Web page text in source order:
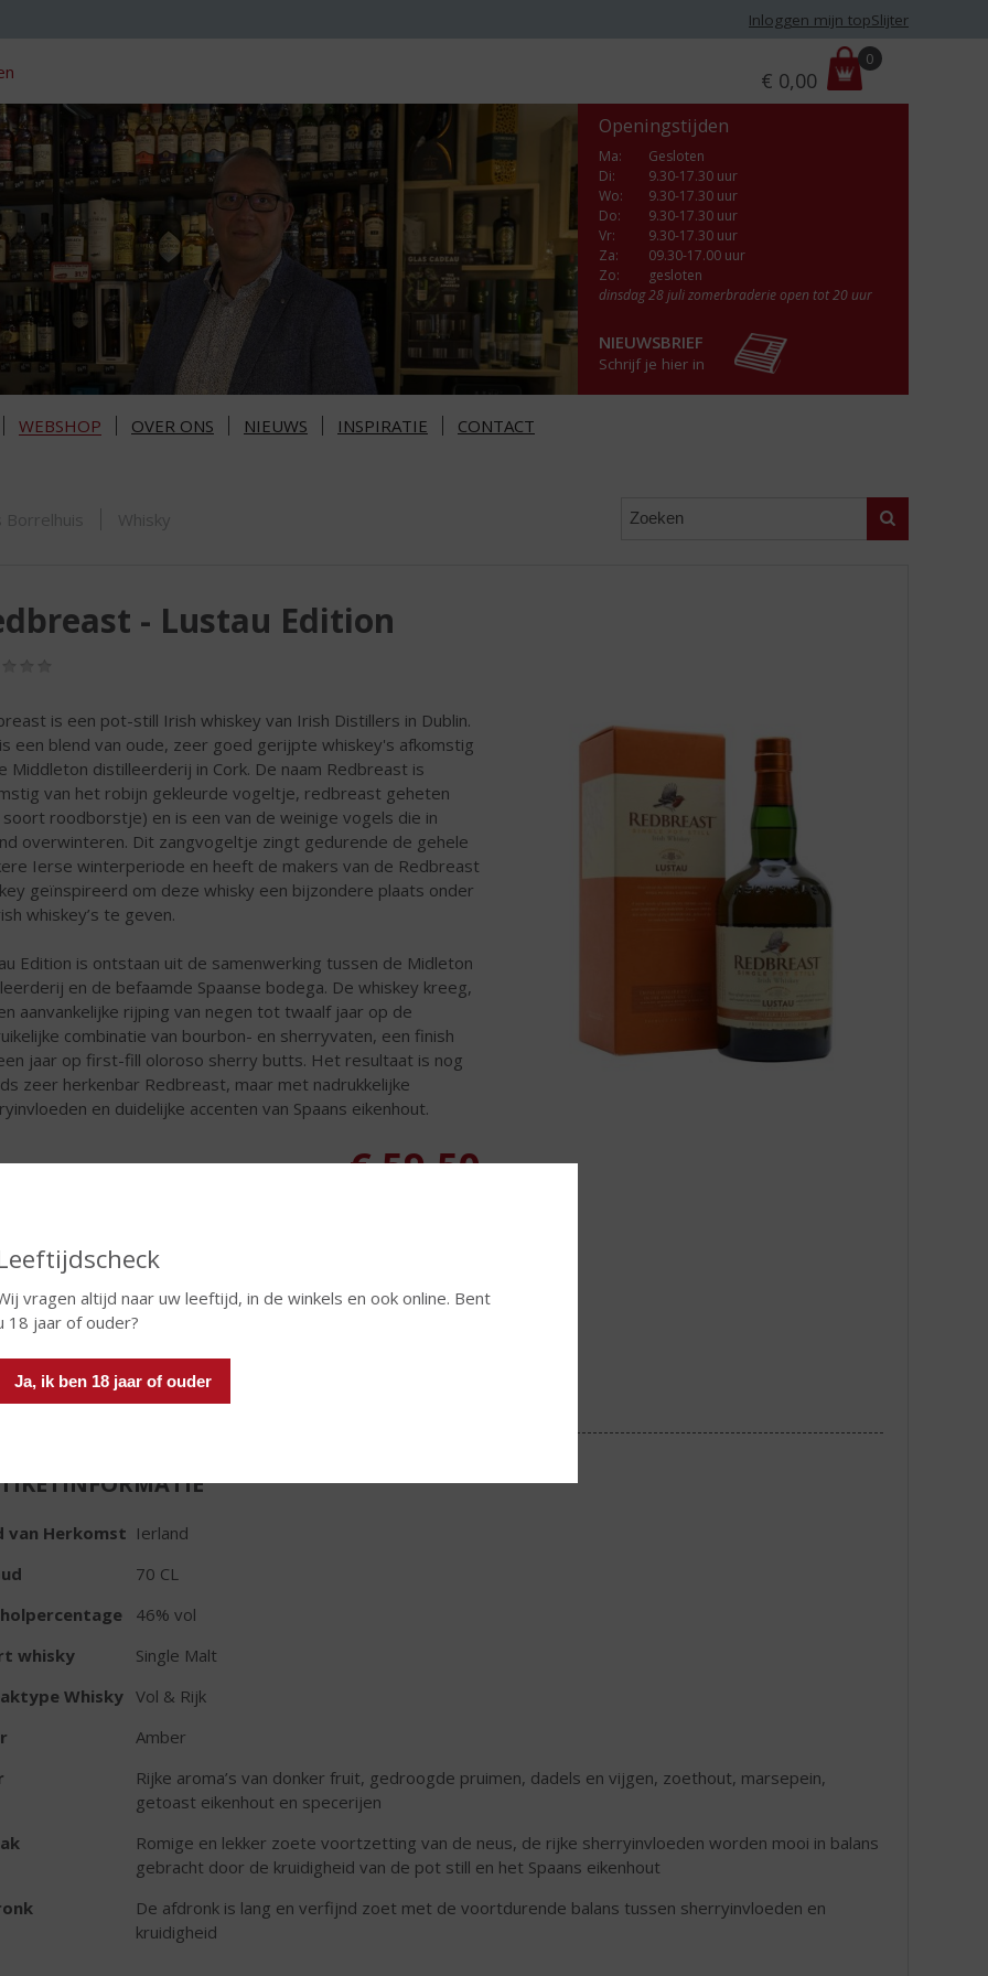
vragen altijd naar uw leeftijd, in de winkels en ook online. Bent
18 jaar of ouder?
Ja, ik ben 18 jaar of ouder
Inloggen mijn topSlijter
r
i
€ 0,00
0
Openingstijden
Ma:
Gesloten
Di:
9.30-17.30 uur
Wo:
9.30-17.30 uur
Do:
9.30-17.30 uur
Vr:
9.30-17.30 uur
Za:
09.30-17.00 uur
Zo:
gesloten
dinsdag 28 juli zomerbraderie open tot 20 uur
NIEUWSBRIEF
Schrijf je hier in
WEBSHOP OVER ONS NIEUWS INSPIRATIE CONTACT
Zoeken
Borrelhuis Whisky
- Lustau Edition
is een pot-still Irish whiskey van Irish Distillers in Dublin.
een blend van oude, zeer goed gerijpte whiskey's afkomstig
Middleton distilleerderij in Cork. De naam Redbreast is
van het robijn gekleurde vogeltje, redbreast geheten
soort roodborstje) en is een van de weinige vogels die in
overwinteren. Dit zangvogeltje zingt gedurende de gehele
Ierse winterperiode en heeft de makers van de Redbreast
geïnspireerd om deze whisky een bijzondere plaats onder
whiskey’s te geven.
Edition is ontstaan uit de samenwerking tussen de Midleton
en de befaamde Spaanse bodega. De whiskey kreeg,
aanvankelijke rijping van negen tot twaalf jaar op de
combinatie van bourbon- en sherryvaten, een finish
jaar op first-fill oloroso sherry butts. Het resultaat is nog
zeer herkenbar Redbreast, maar met nadrukkelijke
en duidelijke accenten van Spaans eikenhout.
€59,50
In winkelmand
van Herkomst Ierland
70 CL
46% vol
whisky
Single Malt
Whisky Vol & Rijk
Amber
Rijke aroma’s van donker fruit, gedroogde pruimen, dadels en vijgen, zoethout, marsepein,
getoast eikenhout en specerijen
Romige en lekker zoete voortzetting van de neus, de rijke sherryinvloeden worden mooi in balans
gebracht door de kruidigheid van de pot still en het Spaans eikenhout
De afdronk is lang en verfijnd zoet met de voortdurende balans tussen sherryinvloeden en
kruidigheid